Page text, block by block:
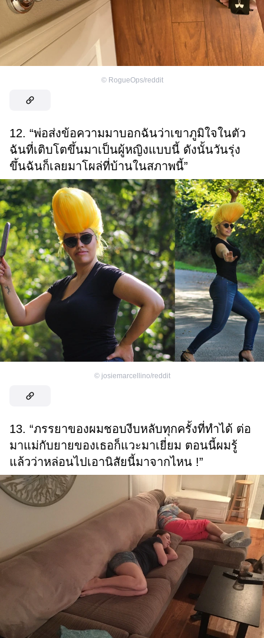
© RogueOps/reddit
12. “พ่อส่งข้อความมาบอกฉันว่าเขาภูมิใจในตัว
ฉันที่เติบโตขึ้นมาเป็นผู้หญิงแบบนี้ ดังนั้นวันรุ่ง
ขึ้นฉันก็เลยมาโผล่ที่บ้านในสภาพนี้”
© josiemarcellino/reddit
13. “ภรรยาของผมชอบงีบหลับทุกครั้งที่ทำได้ ต่อ
มาแม่กับยายของเธอก็แวะมาเยี่ยม ตอนนี้ผมรู้
แล้วว่าหล่อนไปเอานิสัยนี้มาจากไหน !”